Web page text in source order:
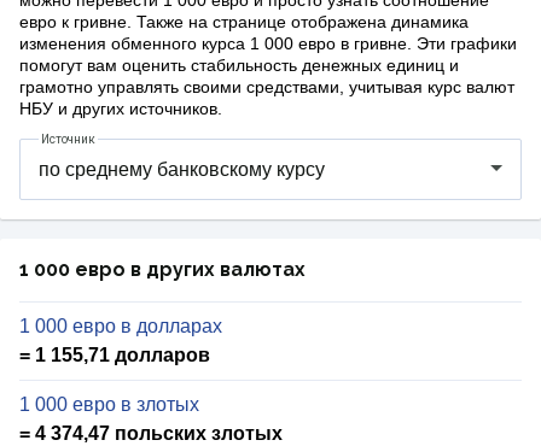
евро к гривне. Также на странице отображена динамика
изменения обменного курса 1 000 евро в гривне. Эти графики
помогут вам оценить стабильность денежных единиц и
грамотно управлять своими средствами, учитывая курс валют
НБУ и других источников.
Источник
1 000 евро в других валютах
1 000 евро в долларах
= 1 155,71 долларов
1 000 евро в злотых
= 4 374,47 польских злотых